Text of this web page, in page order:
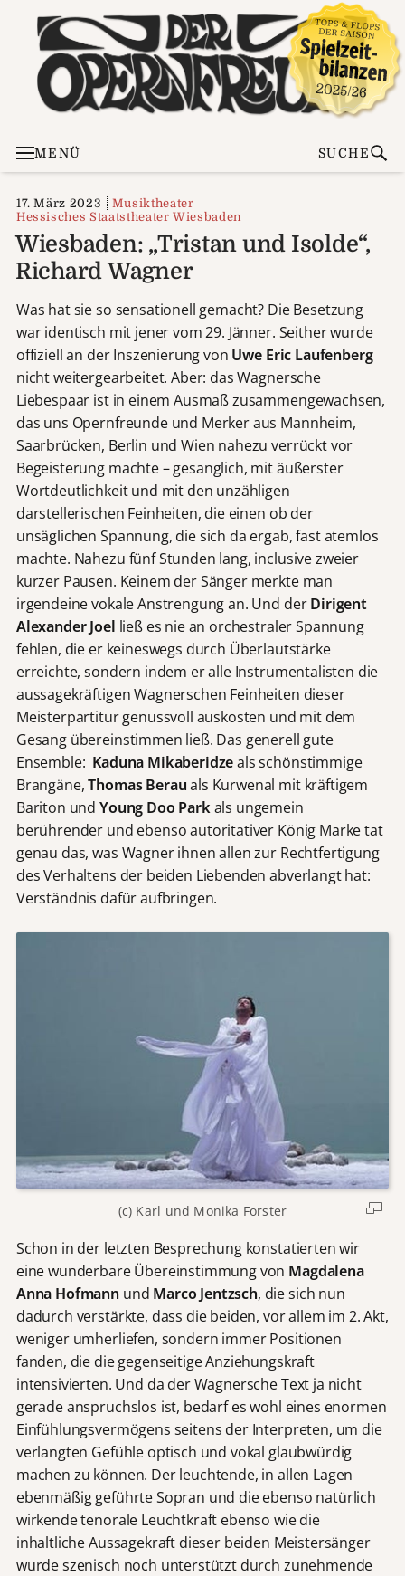
MENÜ SUCHE
17. März 2023
Musiktheater
Hessisches Staatstheater Wiesbaden
Wiesbaden: „Tristan und Isolde“,
Richard Wagner
Was hat sie so sensationell gemacht? Die Besetzung
war identisch mit jener vom 29. Jänner. Seither wurde
offiziell an der Inszenierung von Uwe Eric Laufenberg
nicht weitergearbeitet. Aber: das Wagnersche
Liebespaar ist in einem Ausmaß zusammengewachsen,
das uns Opernfreunde und Merker aus Mannheim,
Saarbrücken, Berlin und Wien nahezu verrückt vor
Begeisterung machte – gesanglich, mit äußerster
Wortdeutlichkeit und mit den unzähligen
darstellerischen Feinheiten, die einen ob der
unsäglichen Spannung, die sich da ergab, fast atemlos
machte. Nahezu fünf Stunden lang, inclusive zweier
kurzer Pausen. Keinem der Sänger merkte man
irgendeine vokale Anstrengung an. Und derDirigent
Alexander Joel ließ es nie an orchestraler Spannung
fehlen, die er keineswegs durch Überlautstärke
erreichte, sondern indem er alle Instrumentalisten die
aussagekräftigen Wagnerschen Feinheiten dieser
Meisterpartitur genussvoll auskosten und mit dem
Gesang übereinstimmen ließ. Das generell gute
Ensemble: Kaduna Mikaberidzeals schönstimmige
Brangäne,Thomas Berauals Kurwenal mit kräftigem
Bariton und Young Doo Parkals ungemein
berührender und ebenso autoritativer König Marke tat
genau das, was Wagner ihnen allen zur Rechtfertigung
des Verhaltens der beiden Liebenden abverlangt hat:
Verständnis dafür aufbringen.
(c) Karl und Monika Forster
Schon in der letzten Besprechung konstatierten wir
eine wunderbare Übereinstimmung von Magdalena
Anna Hofmann und Marco Jentzsch, die sich nun
dadurch verstärkte, dass die beiden, vor allem im 2. Akt,
weniger umherliefen, sondern immer Positionen
fanden, die die gegenseitige Anziehungskraft
intensivierten. Und da der Wagnersche Text ja nicht
gerade anspruchslos ist, bedarf es wohl eines enormen
Einfühlungsvermögens seitens der Interpreten, um die
verlangten Gefühle optisch und vokal glaubwürdig
machen zu können. Der leuchtende, in allen Lagen
ebenmäßig geführte Sopran und die ebenso natürlich
wirkende tenorale Leuchtkraft ebenso wie die
inhaltliche Aussagekraft dieser beiden Meistersänger
wurde szenisch noch unterstützt durch zunehmende